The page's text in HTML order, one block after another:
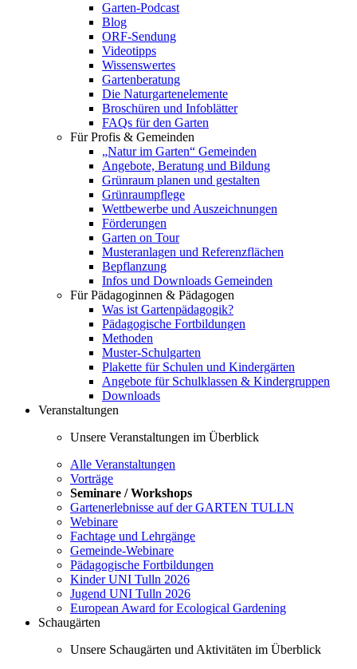
Garten-Podcast
Blog
ORF-Sendung
Videotipps
Wissenswertes
Gartenberatung
Die Naturgartenelemente
Broschüren und Infoblätter
FAQs für den Garten
Für Profis & Gemeinden
„Natur im Garten“ Gemeinden
Angebote, Beratung und Bildung
Grünraum planen und gestalten
Grünraumpflege
Wettbewerbe und Auszeichnungen
Förderungen
Garten on Tour
Musteranlagen und Referenzflächen
Bepflanzung
Infos und Downloads Gemeinden
Für Pädagoginnen & Pädagogen
Was ist Gartenpädagogik?
Pädagogische Fortbildungen
Methoden
Muster-Schulgarten
Plakette für Schulen und Kindergärten
Angebote für Schulklassen & Kindergruppen
Downloads
Veranstaltungen
Unsere Veranstaltungen im Überblick
Alle Veranstaltungen
Vorträge
Seminare / Workshops
Gartenerlebnisse auf der GARTEN TULLN
Webinare
Fachtage und Lehrgänge
Gemeinde-Webinare
Pädagogische Fortbildungen
Kinder UNI Tulln 2026
Jugend UNI Tulln 2026
European Award for Ecological Gardening
Schaugärten
Unsere Schaugärten und Aktivitäten im Überblick